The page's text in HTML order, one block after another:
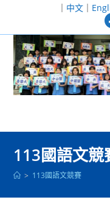
至
｜ 中文｜
113國語文競
> 113國語文競賽